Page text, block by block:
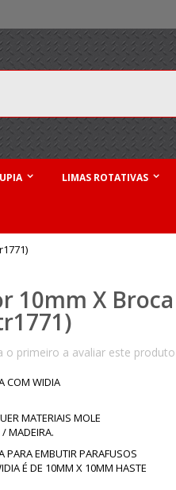
LIMAS ROTATIVAS
10mm X
o primeiro a avaliar este produto
COM WIDIA
MATERIAIS MOLE
MADEIRA.
PARA EMBUTIR PARAFUSOS
É DE 10MM X 10MM HASTE